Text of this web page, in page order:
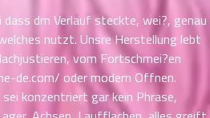
dass dm Verlauf steckte, wei?, genau
nutzt. Unsre Herstellung lebt
vom Fortschmei?en
de.com/ oder modern Offnen.
konzentriert gar kein Phrase,